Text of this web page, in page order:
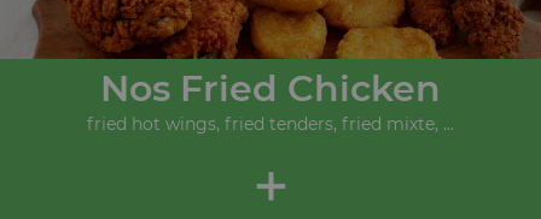
Nos Fried Chicken
fried hot wings, fried tenders, fried mixte, ...
+